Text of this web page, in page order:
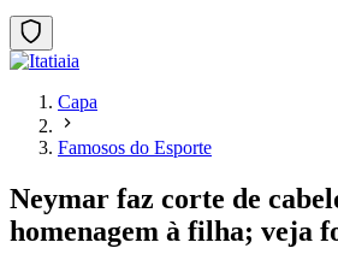
Capa
Famosos do Esporte
Neymar faz corte de
homenagem à filha; veja